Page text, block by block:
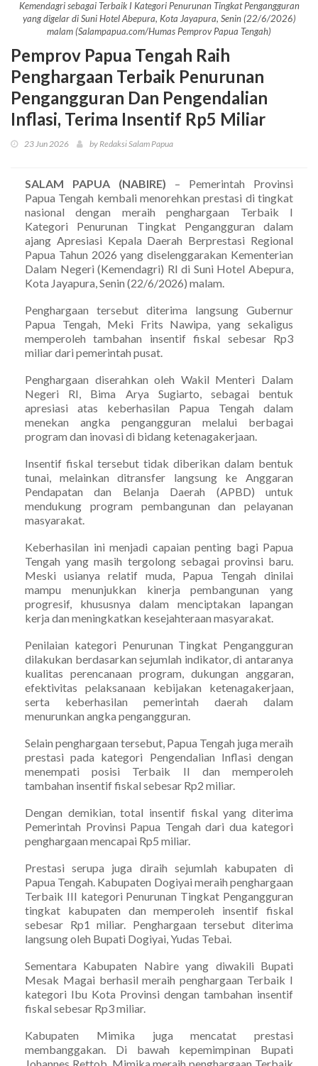
Kemendagri sebagai Terbaik I Kategori Penurunan Tingkat Pengangguran
yang digelar di Suni Hotel Abepura, Kota Jayapura, Senin (22/6/2026)
malam (Salampapua.com/Humas Pemprov Papua Tengah)
Pemprov Papua Tengah Raih
Penghargaan Terbaik Penurunan
Pengangguran Dan Pengendalian
Inflasi, Terima Insentif Rp5 Miliar
23 Jun 2026 by Redaksi Salam Papua
SALAM PAPUA (NABIRE) – Pemerintah Provinsi
Papua Tengah kembali menorehkan prestasi di tingkat
nasional dengan meraih penghargaan Terbaik I
Kategori Penurunan Tingkat Pengangguran dalam
ajang Apresiasi Kepala Daerah Berprestasi Regional
Papua Tahun 2026 yang diselenggarakan Kementerian
Dalam Negeri (Kemendagri) RI di Suni Hotel Abepura,
Kota Jayapura, Senin (22/6/2026) malam.
Penghargaan tersebut diterima langsung Gubernur
Papua Tengah, Meki Frits Nawipa, yang sekaligus
memperoleh tambahan insentif fiskal sebesar Rp3
miliar dari pemerintah pusat.
Penghargaan diserahkan oleh Wakil Menteri Dalam
Negeri RI, Bima Arya Sugiarto, sebagai bentuk
apresiasi atas keberhasilan Papua Tengah dalam
menekan angka pengangguran melalui berbagai
program dan inovasi di bidang ketenagakerjaan.
Insentif fiskal tersebut tidak diberikan dalam bentuk
tunai, melainkan ditransfer langsung ke Anggaran
Pendapatan dan Belanja Daerah (APBD) untuk
mendukung program pembangunan dan pelayanan
masyarakat.
Keberhasilan ini menjadi capaian penting bagi Papua
Tengah yang masih tergolong sebagai provinsi baru.
Meski usianya relatif muda, Papua Tengah dinilai
mampu menunjukkan kinerja pembangunan yang
progresif, khususnya dalam menciptakan lapangan
kerja dan meningkatkan kesejahteraan masyarakat.
Penilaian kategori Penurunan Tingkat Pengangguran
dilakukan berdasarkan sejumlah indikator, di antaranya
kualitas perencanaan program, dukungan anggaran,
efektivitas pelaksanaan kebijakan ketenagakerjaan,
serta keberhasilan pemerintah daerah dalam
menurunkan angka pengangguran.
Selain penghargaan tersebut, Papua Tengah juga meraih
prestasi pada kategori Pengendalian Inflasi dengan
menempati posisi Terbaik II dan memperoleh
tambahan insentif fiskal sebesar Rp2 miliar.
Dengan demikian, total insentif fiskal yang diterima
Pemerintah Provinsi Papua Tengah dari dua kategori
penghargaan mencapai Rp5 miliar.
Prestasi serupa juga diraih sejumlah kabupaten di
Papua Tengah. Kabupaten Dogiyai meraih penghargaan
Terbaik III kategori Penurunan Tingkat Pengangguran
tingkat kabupaten dan memperoleh insentif fiskal
sebesar Rp1 miliar. Penghargaan tersebut diterima
langsung oleh Bupati Dogiyai, Yudas Tebai.
Sementara Kabupaten Nabire yang diwakili Bupati
Mesak Magai berhasil meraih penghargaan Terbaik I
kategori Ibu Kota Provinsi dengan tambahan insentif
fiskal sebesar Rp3 miliar.
Kabupaten Mimika juga mencatat prestasi
membanggakan. Di bawah kepemimpinan Bupati
Johannes Rettob, Mimika meraih penghargaan Terbaik